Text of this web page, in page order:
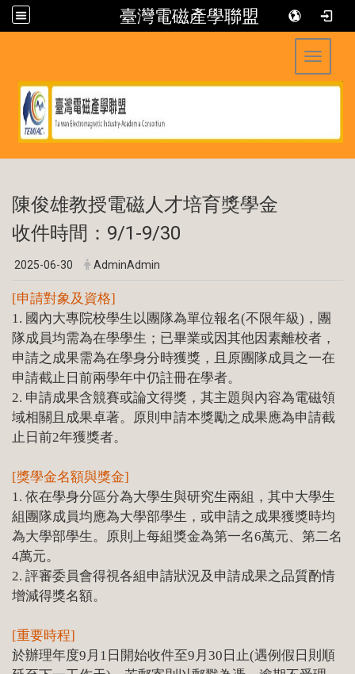
臺灣電磁產學聯盟
Toggle
陳俊雄教授電磁人才培育獎學金
收件時間：9/1-9/30
2025-06-30 AdminAdmin
[申請對象及資格]
1. 國內大專院校學生以團隊為單位報名(不限年級)，團
隊成員均需為在學學生；已畢業或因其他因素離校者，
申請之成果需為在學身分時獲獎，且原團隊成員之一在
申請截止日前兩學年中仍註冊在學者。
2. 申請成果含競賽或論文得獎，其主題與內容為電磁領
域相關且成果卓著。原則申請本獎勵之成果應為申請截
止日前2年獲獎者。
[獎學金名額與獎金]
1. 依在學身分區分為大學生與研究生兩組，其中大學生
組團隊成員均應為大學部學生，或申請之成果獲獎時均
為大學部學生。原則上每組獎金為第一名6萬元、第二名
4萬元。
2. 評審委員會得視各組申請狀況及申請成果之品質酌情
增減得獎名額。
[重要時程]
於辦理年度9月1日開始收件至9月30日止(遇例假日則順